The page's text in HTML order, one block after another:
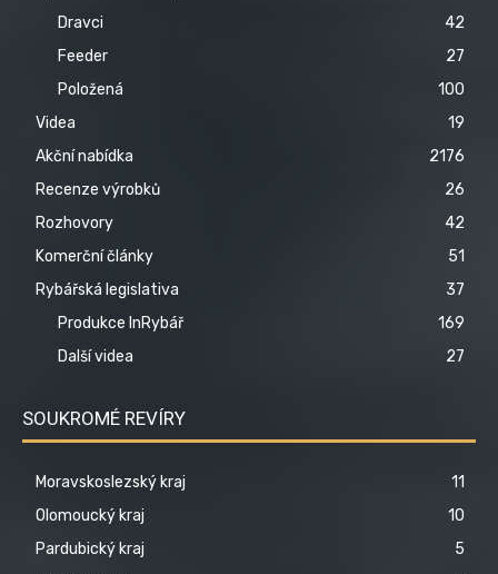
Dravci
42
Feeder
27
Položená
100
Videa
19
Akční nabídka
2176
Recenze výrobků
26
Rozhovory
42
Komerční články
51
Rybářská legislativa
37
Produkce InRybář
169
Další videa
27
SOUKROMÉ REVÍRY
Moravskoslezský kraj
11
Olomoucký kraj
10
Pardubický kraj
5